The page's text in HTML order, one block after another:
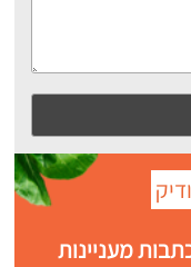
מעניינות